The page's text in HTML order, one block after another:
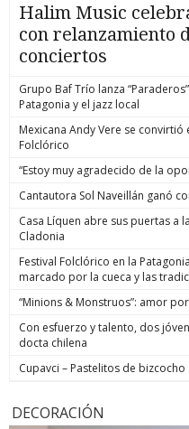
Halim Music
con relanzamiento
conciertos
Grupo Baf Trío lanza
Patagonia y el jazz local
Mexicana Andy Vere se
Folclórico
“Estoy muy agradecido de la
Cantautora Sol Naveillán ganó
Casa Líquen abre sus puertas a
Cladonia
Festival Folclórico en la
marcado por la cueca y las
“Minions & Monstruos”: amor
Con esfuerzo y talento, dos
docta chilena
Cupavci – Pastelitos de bizcocho
DECORACIÓN